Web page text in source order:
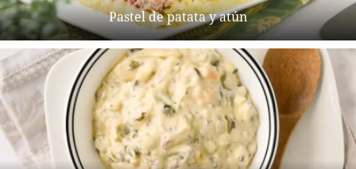
Pastel de patata y atún